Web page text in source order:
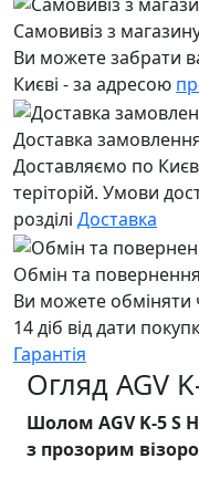
Самовивіз з
Ви можете забрати
Києві - за адресою
Доставка
Доставляємо по
теріторій. Умови
розділі Доставка
Обмін та повернення
Ви можете обміняти
14 діб від дати
Гарантія
Огляд AGV
Шолом AGV K-5 S
з прозорим